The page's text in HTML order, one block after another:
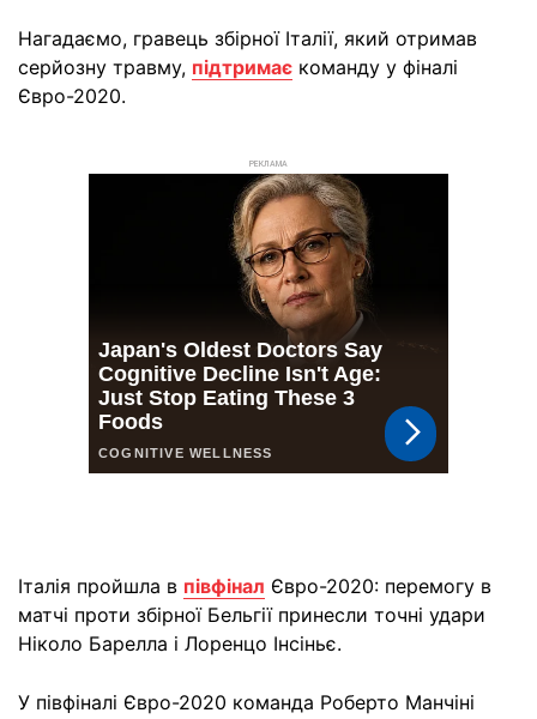
Нагадаємо, гравець збірної Італії, який отримав
серйозну травму, підтримає команду у фіналі
Євро-2020.
РЕКЛАМА
Італія пройшла в півфінал Євро-2020: перемогу в
матчі проти збірної Бельгії принесли точні удари
Ніколо Барелла і Лоренцо Інсіньє.
У півфіналі Євро-2020 команда Роберто Манчіні